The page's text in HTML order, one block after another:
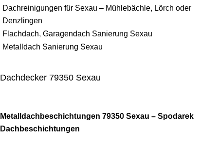
Dachreinigungen für Sexau – Mühlebächle, Lörch oder
Denzlingen
Flachdach, Garagendach Sanierung Sexau
Metalldach Sanierung Sexau
Dachdecker 79350 Sexau
Metalldachbeschichtungen 79350 Sexau – Spodarek
Dachbeschichtungen